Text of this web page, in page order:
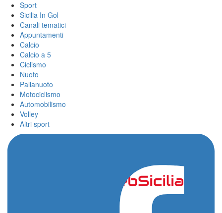
Sport
Sicilia In Gol
Canali tematici
Appuntamenti
Calcio
Calcio a 5
Ciclismo
Nuoto
Pallanuoto
Motociclismo
Automobilismo
Volley
Altri sport